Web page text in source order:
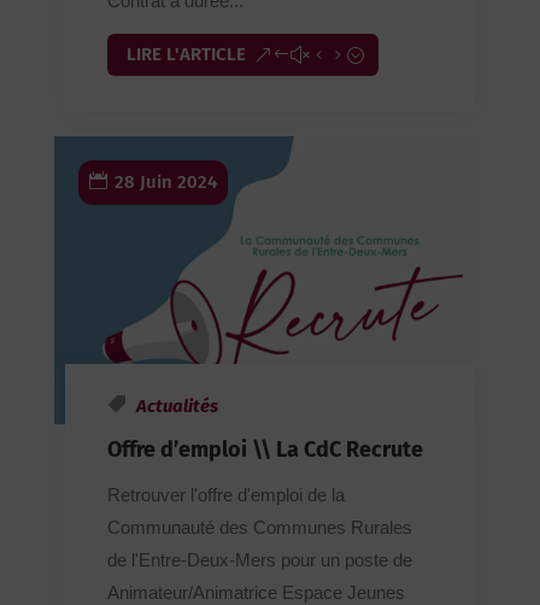
LIRE L'ARTICLE
28 Juin 2024
Actualités
Offre d’emploi \\ La CdC Recrute
Retrouver l'offre d'emploi de la
Communauté des Communes Rurales
de l'Entre-Deux-Mers pour un poste de
Animateur/Animatrice Espace Jeunes